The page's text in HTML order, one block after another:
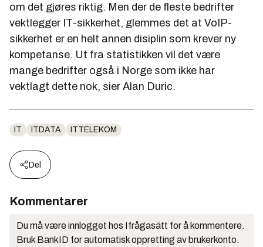
om det gjøres riktig. Men der de fleste bedrifter
vektlegger IT-sikkerhet, glemmes det at VoIP-
sikkerhet er en helt annen disiplin som krever ny
kompetanse. Ut fra statistikken vil det være
mange bedrifter også i Norge som ikke har
vektlagt dette nok, sier Alan Duric.
IT ITDATA ITTELEKOM
Del
Kommentarer
Du må være innlogget hos Ifrågasätt for å kommentere.
Bruk BankID for automatisk oppretting av brukerkonto.